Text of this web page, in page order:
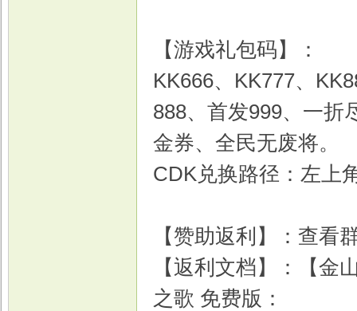
【游戏礼包码】：
KK666、KK777、
888、首发999、一折
金券、全民无废将。
CDK兑换路径：左上
【赞助返利】：查看
【返利文档】：【金
之歌 免费版：